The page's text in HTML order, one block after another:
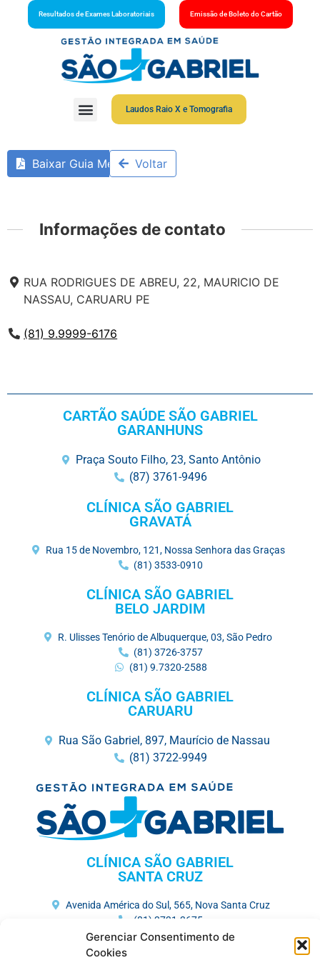
Gerenciar Consentimento de
Cookies
Resultados de Exames Laboratoriais Emissão de Boleto do Cartão
Laudos Raio X e Tomografia
Baixar Guia MédicoVoltar
Informações de contato
RUA RODRIGUES DE ABREU, 22, MAURICIO DE
NASSAU, CARUARU PE
(81) 9.9999-6176
CARTÃO SAÚDE SÃO GABRIEL
GARANHUNS
Praça Souto Filho, 23, Santo Antônio
(87) 3761-9496
CLÍNICA SÃO GABRIEL
GRAVATÁ
Rua 15 de Novembro, 121, Nossa Senhora das Graças
(81) 3533-0910
CLÍNICA SÃO GABRIEL
BELO JARDIM
R. Ulisses Tenório de Albuquerque, 03, São Pedro
(81) 3726-3757
(81) 9.7320-2588
CLÍNICA SÃO GABRIEL
CARUARU
Rua São Gabriel, 897, Maurício de Nassau
(81) 3722-9949
CLÍNICA SÃO GABRIEL
SANTA CRUZ
Avenida América do Sul, 565, Nova Santa Cruz
(81) 3731-3675
HOSPITAL MEMORIAL SÃO GABRIEL